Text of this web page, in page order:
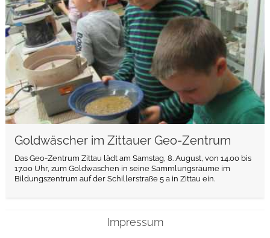
Goldwäscher im Zittauer Geo-Zentrum
Das Geo-Zentrum Zittau lädt am Samstag, 8. August, von 14.00 bis
17.00 Uhr, zum Goldwaschen in seine Sammlungsräume im
Bildungszentrum auf der Schillerstraße 5 a in Zittau ein.
Impressum